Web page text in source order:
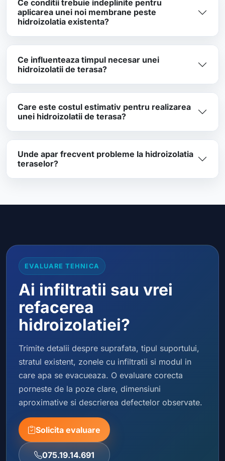
Ce conditii trebuie indeplinite pentru
aplicarea unei noi membrane peste
hidroizolatia existenta?
Ce influenteaza timpul necesar unei
hidroizolatii de terasa?
Care este costul estimativ pentru realizarea
unei hidroizolatii de terasa?
Unde apar frecvent probleme la hidroizolatia
teraselor?
EVALUARE TEHNICA
Ai infiltratii sau vrei
refacerea
hidroizolatiei?
Trimite detalii despre suprafata, tipul suportului,
stratul existent, zonele cu infiltratii si modul in
care apa se evacueaza. O evaluare corecta
porneste de la poze clare, dimensiuni
aproximative si descrierea defectelor observate.
Solicita evaluare
075.19.14.691